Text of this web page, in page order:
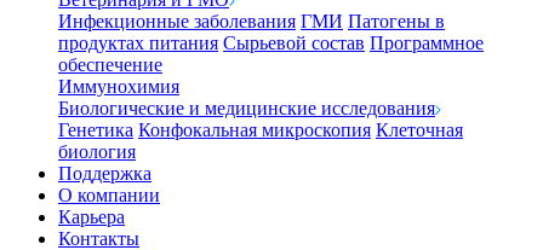
Инфекционные заболевания ГМИ Патогены в
продуктах питания Сырьевой состав Программное
обеспечение
Иммунохимия
Биологические и медицинские исследования
Генетика Конфокальная микроскопия Клеточная
биология
Поддержка
О компании
Карьера
Контакты